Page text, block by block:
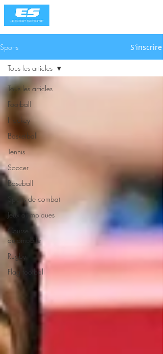
Sports S'inscrire
Tous les articles
Football
Hockey
Basketball
Tennis
Soccer
Baseball
Sports de combat
Jeux olympiques
Course
automobile
Rugby
Flag football
Tous les articles